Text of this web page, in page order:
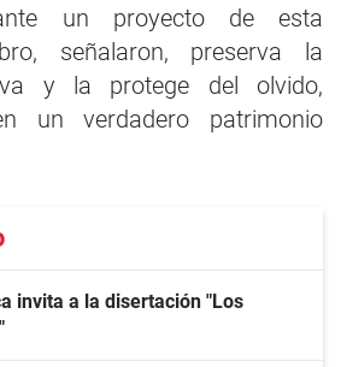
un proyecto de esta
señalaron, preserva la
y la protege del olvido,
un verdadero patrimonio
invita a la disertación "Los